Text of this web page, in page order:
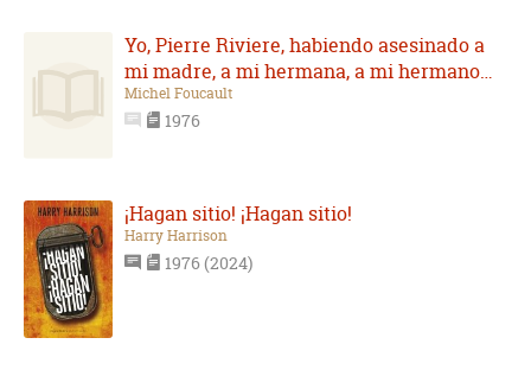
Yo, Pierre Riviere, habiendo asesinado a
mi madre, a mi hermana, a mi hermano…
Michel Foucault
1976
¡Hagan sitio! ¡Hagan sitio!
Harry Harrison
1976 (2024)